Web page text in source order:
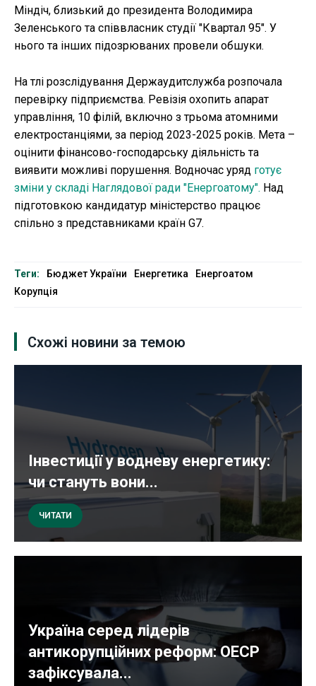
Міндіч, близький до президента Володимира
Зеленського та співвласник студії "Квартал 95". У
нього та інших підозрюваних провели обшуки.
На тлі розслідування Держаудитслужба розпочала
перевірку підприємства. Ревізія охопить апарат
управління, 10 філій, включно з трьома атомними
електростанціями, за період 2023-2025 років. Мета –
оцінити фінансово-господарську діяльність та
виявити можливі порушення. Водночас уряд готує
зміни у складі Наглядової ради "Енергоатому". Над
підготовкою кандидатур міністерство працює
спільно з представниками країн G7.
Теги: Бюджет України Енергетика
Енергоатом
Корупція
Схожі новини за темою
Інвестиції у водневу енергетику:
чи стануть вони...
ЧИТАТИ
Україна серед лідерів
антикорупційних реформ: ОЕСР
зафіксувала...